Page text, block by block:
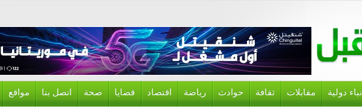
أنباء دولية مقابلات ثقافة حوادث رياضة اقتصاد قضايا صحة اتصل بنا مواقع